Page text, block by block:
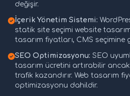
değişir.
İçerik Yönetim Sistemi:
statik site seçimi website
tasarım fiyatları, CMS seçimine
SEO Optimizasyonu: SEO
tasarım ücretini artırabilir
trafik kazandırır. Web tasarım
optimizasyonu dahildir.